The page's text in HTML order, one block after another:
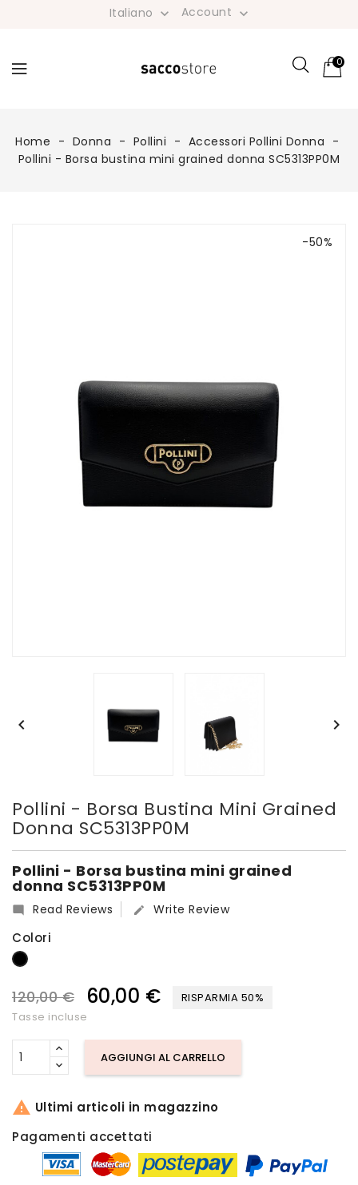
Italiano  Account 
0
Home Donna Pollini
Accessori Pollini Donna
Pollini - Borsa bustina mini grained donna SC5313PP0M
-50%
 
Pollini - Borsa Bustina Mini Grained
Donna SC5313PP0M
Pollini - Borsa bustina mini grained
donna SC5313PP0M
 Read Reviews  Write Review
Colori
Nero
120,00 € 60,00 €
RISPARMIA 50%
Tasse incluse
AGGIUNGI AL CARRELLO
 Ultimi articoli in magazzino
Pagamenti accettati